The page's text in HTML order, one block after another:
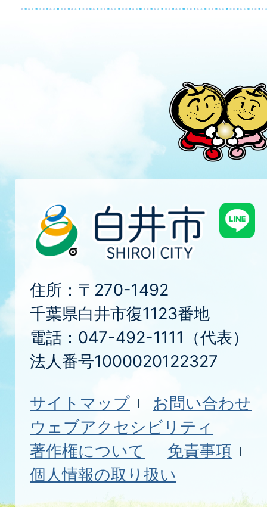
住所：〒270-1492
千葉県白井市復1123番地
電話：047-492-1111（代表）
法人番号1000020122327
サイトマップ
お問い合わせ
ウェブアクセシビリティ
著作権について
免責事項
個人情報の取り扱い